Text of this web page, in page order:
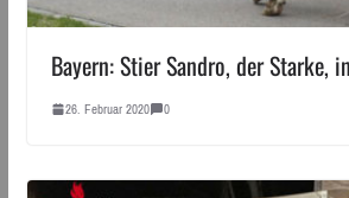
Bayern: Stier Sandro, der Starke,
26. Februar 2020 0